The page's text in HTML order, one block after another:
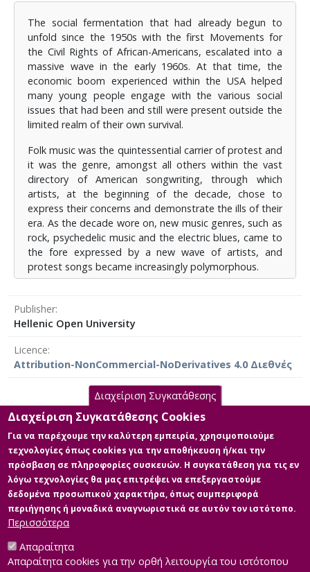
νεοφερμένους καλλιτέχνες, ενώ τα τραγούδια
διαμαρτυρίας γίνονταν ολοένα και πιο
ποικιλόμορφα.
Τα κοινωνικά Κινήματα υπέστησαν
αλλεπάλληλες διασπάσεις και μέχρι τα μέσα της
δεκαετίας του 1970, η δεκαετία του 1960 φαινόταν
πλέον σαν μία παρένθεση στην ιστορία του 20
ου
οποία η τέχνη έπαιξε κομβικό ρόλο, και η οποία
κατεστάλη άμεσα χάρη στους συστημικούς
μηχανισμούς απόσβεσης της διαμαρτυρίας των νέων,
αλλά και μέσα από την αφομοίωση των νέων
μουσικών ειδών που είχαν εμφανιστεί από την
βιομηχανία του θεάματος.
Η εργασία εκπονήθηκε μέσω της μελέτης
βιβλιογραφικών πηγών σχετικών με το θέμα, της
ακρόασης δίσκων της εποχής και της
συνεντεύξεων.
The social fermentation that had already begun to
unfold since the 1950s with the first Movements for
the Civil Rights of African-Americans, escalated into a
massive wave in the early 1960s. At that time, the
economic boom experienced within the USA helped
many young people engage with the various social
issues that had been and still were present outside the
limited realm of their own survival.
Folk music was the quintessential carrier of protest and
it was the genre, amongst all others within the vast
directory of American songwriting, through which
artists, at the beginning of the decade, chose to
express their concerns and demonstrate the ills of their
era. As the decade wore on, new music genres, such as
rock, psychedelic music and the electric blues, came to
the fore expressed by a new wave of artists, and
protest songs became increasingly polymorphous.
mid-1970s, the 1960s seemed like a parenthesis in the
history of the 20th century. This was a social revolution
was swiftly suppressed by systemic mechanisms of
control, leading by its assimilation within the
This paper is the product of the study of the relevant
literature, as well as the listening and analysis of
records produced within that specific period and
watching related documentaries and interviews.
Publisher
Hellenic Open University
Licence
Attribution-NonCommercial-NoDerivatives 4.0 Διεθνές
Main Files
Full text
Description: Καράμπαλης Λάμπρος
Το αίτημα για κοινωνική
δικαιοσύνη στην αμερικάνικη
μουσική της δεκαετίας του
Διαχείριση Συγκατάθεσης
Διαχείριση Συγκατάθεσης Cookies
Για να παρέχουμε την καλύτερη εμπειρία, χρησιμοποιούμε
τεχνολογίες όπως cookies για την αποθήκευση ή/και την
πρόσβαση σε πληροφορίες συσκευών. Η συγκατάθεση για τις εν
λόγω τεχνολογίες θα μας επιτρέψει να επεξεργαστούμε
δεδομένα προσωπικού χαρακτήρα, όπως συμπεριφορά
περιήγησης ή μοναδικά αναγνωριστικά σε αυτόν τον ιστότοπο.
Περισσότερα
Απαραίτητα
Απαραίτητα cookies για την ορθή λειτουργία του ιστότοπου